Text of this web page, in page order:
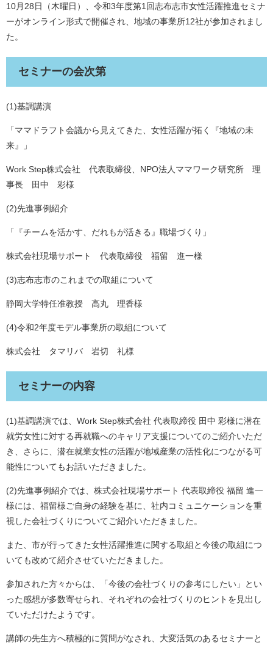
10月28日（木曜日）、令和3年度第1回志布志市女性活躍推進セミナ
ーがオンライン形式で開催され、地域の事業所12社が参加されまし
た。
セミナーの会次第
(1)基調講演
「ママドラフト会議から見えてきた、女性活躍が拓く『地域の未
来』」
Work Step株式会社 代表取締役、NPO法人ママワーク研究所 理
事長 田中 彩様
(2)先進事例紹介
「『チームを活かす、だれもが活きる』職場づくり」
株式会社現場サポート 代表取締役 福留 進一様
(3)志布志市のこれまでの取組について
静岡大学特任准教授 高丸 理香様
(4)令和2年度モデル事業所の取組について
株式会社 タマリバ 岩切 礼様
セミナーの内容
(1)基調講演では、Work Step株式会社 代表取締役 田中 彩様に潜在
就労女性に対する再就職へのキャリア支援についてのご紹介いただ
き、さらに、潜在就業女性の活躍が地域産業の活性化につながる可
能性についてもお話いただきました。
(2)先進事例紹介では、株式会社現場サポート 代表取締役 福留 進一
様には、福留様ご自身の経験を基に、社内コミュニケーションを重
視した会社づくりについてご紹介いただきました。
また、市が行ってきた女性活躍推進に関する取組と今後の取組につ
いても改めて紹介させていただきました。
参加された方々からは、「今後の会社づくりの参考にしたい」とい
った感想が多数寄せられ、それぞれの会社づくりのヒントを見出し
ていただけたようです。
講師の先生方へ積極的に質問がなされ、大変活気のあるセミナーと